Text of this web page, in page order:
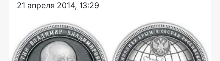
21 апреля 2014, 13:29